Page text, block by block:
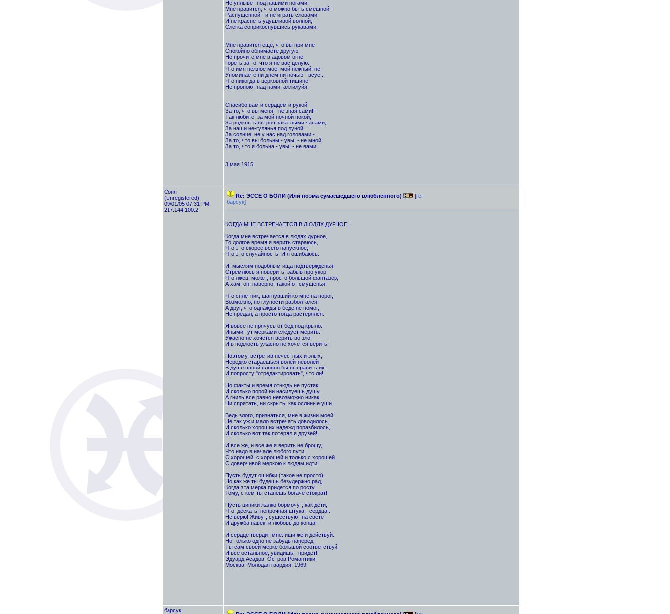
Не уплывет под нашими ногами.
Мне нравится, что можно быть смешной -
Распущенной - и не играть словами,
И не краснеть удушливой волной,
Слегка соприкоснувшись рукавами.
Мне нравится еще, что вы при мне
Спокойно обнимаете другую,
Не прочите мне в адовом огне
Гореть за то, что я не вас целую.
Что имя нежное мое, мой нежный, не
Упоминаете ни днем ни ночью - всуе...
Что никогда в церковной тишине
Не пропоют над нами: аллилуйя!
Спасибо вам и сердцем и рукой
За то, что вы меня - не зная сами! -
Так любите: за мой ночной покой,
За редкость встреч закатными часами,
За наши не-гулянья под луной,
За солнце, не у нас над головами,-
За то, что вы больны - увы! - не мной,
За то, что я больна - увы! - не вами.
3 мая 1915
Cоня
(Unregistered)
09/01/05 07:31 PM
217.144.100.2
Re: ЭССЕ О БОЛИ (Или поэма сумасшедшего влюбленного) [re:
барсук]
КОГДА МНЕ ВСТРЕЧАЕТСЯ В ЛЮДЯХ ДУРНОЕ..
Когда мне встречается в людях дурное,
То долгое время я верить стараюсь,
Что это скорее всего напускное,
Что это случайность. И я ошибаюсь.
И, мыслям подобным ища подтвержденья,
Стремлюсь я поверить, забыв про укор,
Что лжец, может, просто большой фантазер,
А хам, он, наверно, такой от смущенья.
Что сплетник, шагнувший ко мне на порог,
Возможно, по глупости разболтался,
А друг, что однажды в беде не помог,
Не предал, а просто тогда растерялся.
Я вовсе не прячусь от бед под крыло.
Иными тут мерками следует мерить.
Ужасно не хочется верить во зло,
И в подлость ужасно не хочется верить!
Поэтому, встретив нечестных и злых,
Нередко стараешься волей-неволей
В душе своей словно бы выправить их
И попросту "отредактировать", что ли!
Но факты и время отнюдь не пустяк.
И сколько порой ни насилуешь душу,
А гниль все равно невозможно никак
Ни спрятать, ни скрыть, как ослиные уши.
Ведь злого, признаться, мне в жизни моей
Не так уж и мало встречать доводилось.
И сколько хороших надежд поразбилось,
И сколько вот так потерял я друзей!
И все же, и все же я верить не брошу,
Что надо в начале любого пути
С хорошей, с хорошей и только с хорошей,
С доверчивой меркою к людям идти!
Пусть будут ошибки (такое не просто),
Но как же ты будешь безудержно рад,
Когда эта мерка придется по росту
Тому, с кем ты станешь богаче стократ!
Пусть циники жалко бормочут, как дети,
Что, дескать, непрочная штука - сердца...
Не верю! Живут, существуют на свете
И дружба навек, и любовь до конца!
И сердце твердит мне: ищи же и действуй.
Но только одно не забудь наперед:
Ты сам своей мерке большой соответствуй,
И все остальное, увидишь,- придет!
Эдуард Асадов. Остров Романтики.
Москва: Молодая гвардия, 1969.
барсук